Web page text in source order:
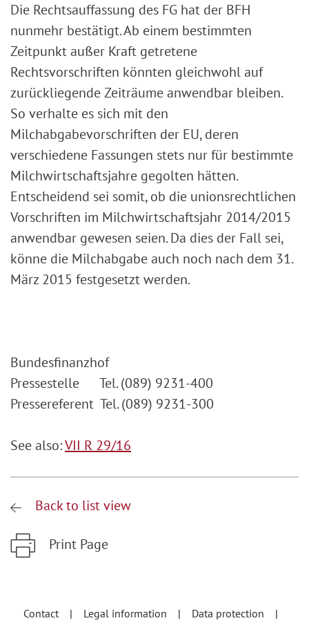
Die Rechtsauffassung des FG hat der BFH
nunmehr bestätigt. Ab einem bestimmten
Zeitpunkt außer Kraft getretene
Rechtsvorschriften könnten gleichwohl auf
zurückliegende Zeiträume anwendbar bleiben.
So verhalte es sich mit den
Milchabgabevorschriften der EU, deren
verschiedene Fassungen stets nur für bestimmte
Milchwirtschaftsjahre gegolten hätten.
Entscheidend sei somit, ob die unionsrechtlichen
Vorschriften im Milchwirtschaftsjahr 2014/2015
anwendbar gewesen seien. Da dies der Fall sei,
könne die Milchabgabe auch noch nach dem 31.
März 2015 festgesetzt werden.
Bundesfinanzhof
Pressestelle Tel. (089) 9231-400
Pressereferent Tel. (089) 9231-300
See also:VII R 29/16
Back to list view
Print Page
Contact
Legal information Data protection